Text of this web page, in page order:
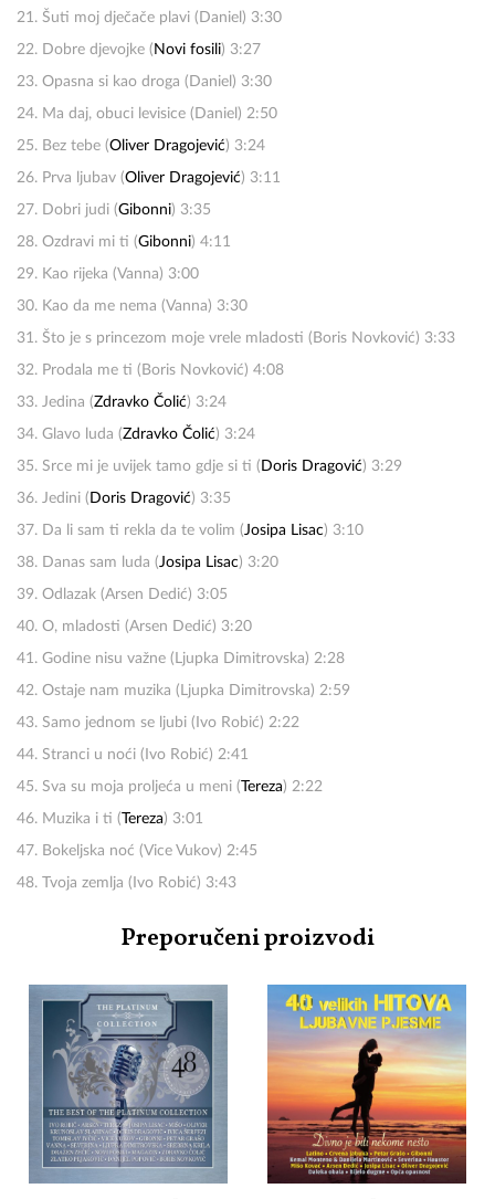
21. Šuti moj dječače plavi (Daniel) 3:30
22. Dobre djevojke ( Novi fosili) 3:27
23. Opasna si kao droga (Daniel) 3:30
24. Ma daj, obuci levisice (Daniel) 2:50
25. Bez tebe (Oliver Dragojević) 3:24
26. Prva ljubav (Oliver Dragojević) 3:11
27. Dobri judi (Gibonni) 3:35
28. Ozdravi mi ti (Gibonni) 4:11
29. Kao rijeka (Vanna) 3:00
30. Kao da me nema (Vanna) 3:30
31. Što je s princezom moje vrele mladosti (Boris Novković) 3:33
32. Prodala me ti (Boris Novković) 4:08
33. Jedina (Zdravko Čolić) 3:24
34. Glavo luda (Zdravko Čolić) 3:24
35. Srce mi je uvijek tamo gdje si ti ( Doris Dragović) 3:29
36. Jedini ( Doris Dragović) 3:35
37. Da li sam ti rekla da te volim (Josipa Lisac) 3:10
38. Danas sam luda (Josipa Lisac) 3:20
39. Odlazak (Arsen Dedić) 3:05
40. O, mladosti (Arsen Dedić) 3:20
41. Godine nisu važne (Ljupka Dimitrovska) 2:28
42. Ostaje nam muzika (Ljupka Dimitrovska) 2:59
43. Samo jednom se ljubi (Ivo Robić) 2:22
44. Stranci u noći (Ivo Robić) 2:41
45. Sva su moja proljeća u meni (Tereza) 2:22
46. Muzika i ti (Tereza) 3:01
47. Bokeljska noć (Vice Vukov) 2:45
48. Tvoja zemlja (Ivo Robić) 3:43
Preporučeni proizvodi